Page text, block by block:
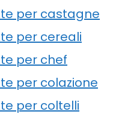
per castagne
per cereali
per chef
per colazione
per coltelli